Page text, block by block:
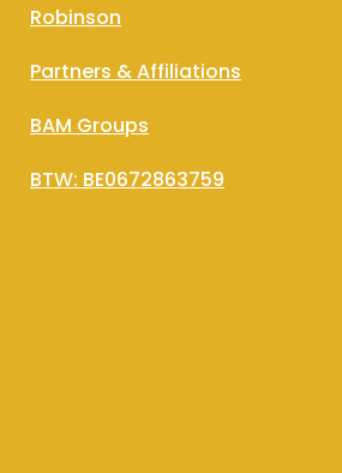
Robinson
Partners & Affiliations
BAM Groups
BTW: BE0672863759